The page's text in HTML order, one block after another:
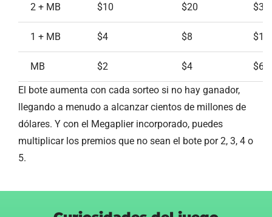
2 + MB $10 $20 $30
1 + MB $4 $8 $12
MB $2 $4 $6
El bote aumenta con cada sorteo si no hay ganador,
llegando a menudo a alcanzar cientos de millones de
dólares. Y con el Megaplier incorporado, puedes
multiplicar los premios que no sean el bote por 2, 3, 4 o
5.